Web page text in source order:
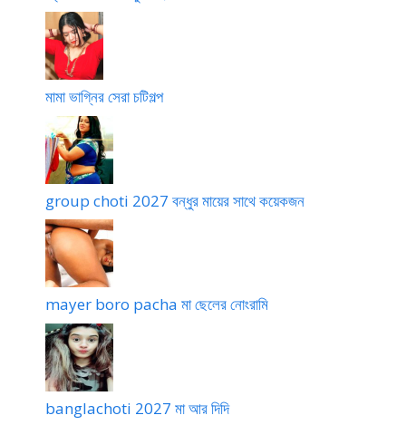
মামা ভাগ্নির সেরা চটিগল্প
group choti 2027 বন্ধুর মায়ের সাথে কয়েকজন
mayer boro pacha মা ছেলের নোংরামি
banglachoti 2027 মা আর দিদি